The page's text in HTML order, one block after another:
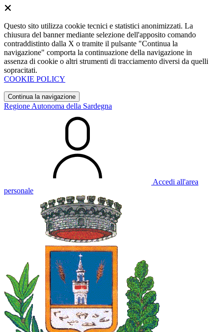
Questo sito utilizza cookie tecnici e statistici anonimizzati. La
chiusura del banner mediante selezione dell'apposito comando
contraddistinto dalla X o tramite il pulsante "Continua la
navigazione" comporta la continuazione della navigazione in
assenza di cookie o altri strumenti di tracciamento diversi da quelli
sopracitati.
COOKIE POLICY
Continua la navigazione
Regione Autonoma della Sardegna
Accedi all'area
personale